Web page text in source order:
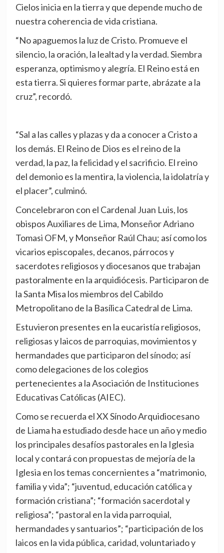
Cielos inicia en la tierra y que depende mucho de
nuestra coherencia de vida cristiana.
“No apaguemos la luz de Cristo. Promueve el
silencio, la oración, la lealtad y la verdad. Siembra
esperanza, optimismo y alegría. El Reino está en
esta tierra. Si quieres formar parte, abrázate a la
cruz”, recordó.
“Sal a las calles y plazas y da a conocer a Cristo a
los demás. El Reino de Dios es el reino de la
verdad, la paz, la felicidad y el sacrificio. El reino
del demonio es la mentira, la violencia, la idolatría y
el placer”, culminó.
Concelebraron con el Cardenal Juan Luis, los
obispos Auxiliares de Lima, Monseñor Adriano
Tomasi OFM, y Monseñor Raúl Chau; así como los
vicarios episcopales, decanos, párrocos y
sacerdotes religiosos y diocesanos que trabajan
pastoralmente en la arquidiócesis. Participaron de
la Santa Misa los miembros del Cabildo
Metropolitano de la Basílica Catedral de Lima.
Estuvieron presentes en la eucaristía religiosos,
religiosas y laicos de parroquias, movimientos y
hermandades que participaron del sínodo; así
como delegaciones de los colegios
pertenecientes a la Asociación de Instituciones
Educativas Católicas (AIEC).
Como se recuerda el XX Sínodo Arquidiocesano
de Liama ha estudiado desde hace un año y medio
los principales desafíos pastorales en la Iglesia
local y contará con propuestas de mejoría de la
Iglesia en los temas concernientes a “matrimonio,
familia y vida”; “juventud, educación católica y
formación cristiana”; “formación sacerdotal y
religiosa”; “pastoral en la vida parroquial,
hermandades y santuarios”; “participación de los
laicos en la vida pública, caridad, voluntariado y